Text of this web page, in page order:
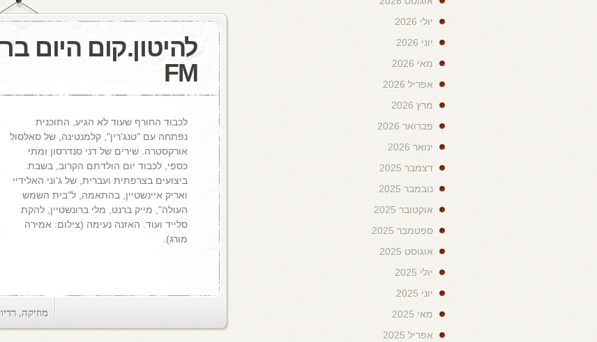
FM
לכבוד החורף שעוד לא הגיע, התוכנית
נפתחה עם "טנג'רין", קלמנטינה, של סאלסול
אורקסטרה. שירים של דני סנדרסון ומתי
כספי, לכבוד יום הולדתם הקרוב, בשבת.
ביצועים בצרפתית ועברית, של ג'וני האלידיי
ואריק איינשטיין, בהתאמה, ל"בית השמש
העולה", מייק ברנט, מלי ברונשטיין, להקת
סלייד ועוד. האזנה נעימה (צילום: אמירה
מורג).
מוזיקה, רדיו
יולי 2026
יוני 2026
מאי 2026
אפריל 2026
מרץ 2026
פברואר 2026
ינואר 2026
דצמבר 2025
נובמבר 2025
אוקטובר 2025
ספטמבר 2025
אוגוסט 2025
יולי 2025
יוני 2025
מאי 2025
אפריל 2025